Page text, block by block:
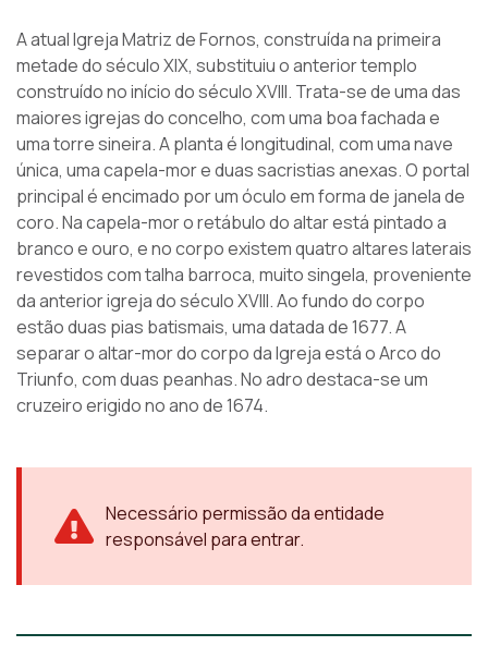
A atual Igreja Matriz de Fornos, construída na primeira
metade do século XIX, substituiu o anterior templo
construído no início do século XVIII. Trata-se de uma das
maiores igrejas do concelho, com uma boa fachada e
uma torre sineira. A planta é longitudinal, com uma nave
única, uma capela-mor e duas sacristias anexas. O portal
principal é encimado por um óculo em forma de janela de
coro. Na capela-mor o retábulo do altar está pintado a
branco e ouro, e no corpo existem quatro altares laterais
revestidos com talha barroca, muito singela, proveniente
da anterior igreja do século XVIII. Ao fundo do corpo
estão duas pias batismais, uma datada de 1677. A
separar o altar-mor do corpo da Igreja está o Arco do
Triunfo, com duas peanhas. No adro destaca-se um
cruzeiro erigido no ano de 1674.
Necessário permissão da entidade
responsável para entrar.